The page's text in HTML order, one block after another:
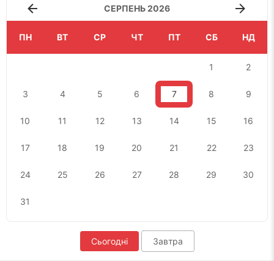
СЕРПЕНЬ 2026
ПН ВТ СР ЧТ ПТ СБ НД
1 2
3 4 5 6 7 8 9
10 11 12 13 14 15 16
17 18 19 20 21 22 23
24 25 26 27 28 29 30
31
Сьогодні Завтра